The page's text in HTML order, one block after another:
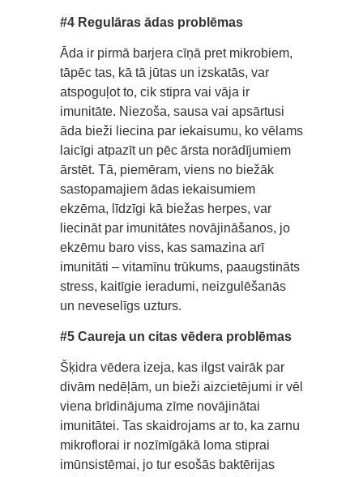
#4 Regulāras ādas problēmas
Āda ir pirmā barjera cīņā pret mikrobiem,
tāpēc tas, kā tā jūtas un izskatās, var
atspoguļot to, cik stipra vai vāja ir
imunitāte. Niezoša, sausa vai apsārtusi
āda bieži liecina par iekaisumu, ko vēlams
laicīgi atpazīt un pēc ārsta norādījumiem
ārstēt. Tā, piemēram, viens no biežāk
sastopamajiem ādas iekaisumiem
ekzēma, līdzīgi kā biežas herpes, var
liecināt par imunitātes novājināšanos, jo
ekzēmu baro viss, kas samazina arī
imunitāti – vitamīnu trūkums, paaugstināts
stress, kaitīgie ieradumi, neizgulēšanās
un neveselīgs uzturs.
#5 Caureja un citas vēdera problēmas
Šķidra vēdera izeja, kas ilgst vairāk par
divām nedēļām, un bieži aizcietējumi ir vēl
viena brīdinājuma zīme novājinātai
imunitātei. Tas skaidrojams ar to, ka zarnu
mikroflorai ir nozīmīgākā loma stiprai
imūnsistēmai, jo tur esošās baktērijas